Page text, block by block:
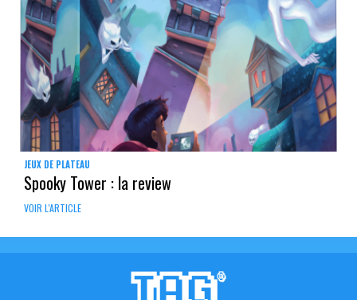
JEUX DE PLATEAU
Spooky Tower : la review
VOIR L'ARTICLE